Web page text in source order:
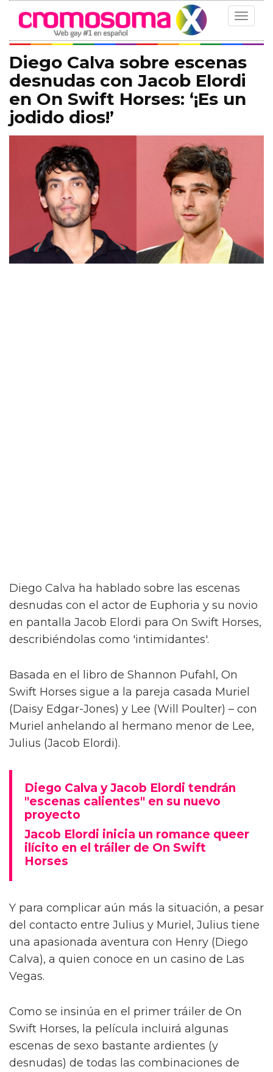
Toggle
Diego Calva sobre escenas
desnudas con Jacob Elordi
en On Swift Horses: ‘¡Es un
jodido dios!’
Diego Calva ha hablado sobre las escenas
desnudas con el actor de Euphoria y su novio
en pantalla Jacob Elordi para On Swift Horses,
describiéndolas como 'intimidantes'.
Basada en el libro de Shannon Pufahl, On
Swift Horses sigue a la pareja casada Muriel
(Daisy Edgar-Jones) y Lee (Will Poulter) – con
Muriel anhelando al hermano menor de Lee,
Julius (Jacob Elordi).
Diego Calva y Jacob Elordi tendrán
"escenas calientes" en su nuevo
proyecto
Jacob Elordi inicia un romance queer
ilícito en el tráiler de On Swift
Horses
Y para complicar aún más la situación, a pesar
del contacto entre Julius y Muriel, Julius tiene
una apasionada aventura con Henry (Diego
Calva), a quien conoce en un casino de Las
Vegas.
Como se insinúa en el primer tráiler de On
Swift Horses, la película incluirá algunas
escenas de sexo bastante ardientes (y
desnudas) de todas las combinaciones de